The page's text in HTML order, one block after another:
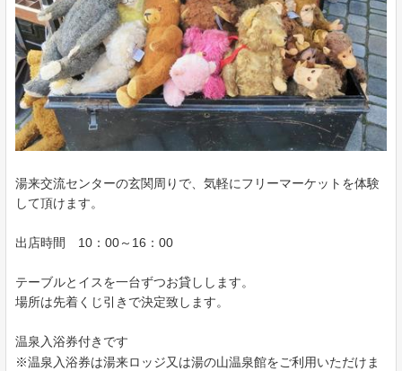
湯来交流センターの玄関周りで、気軽にフリーマーケットを体験
して頂けます。
出店時間 10：00～16：00
テーブルとイスを一台ずつお貸しします。
場所は先着くじ引きで決定致します。
温泉入浴券付きです
※温泉入浴券は湯来ロッジ又は湯の山温泉館をご利用いただけま